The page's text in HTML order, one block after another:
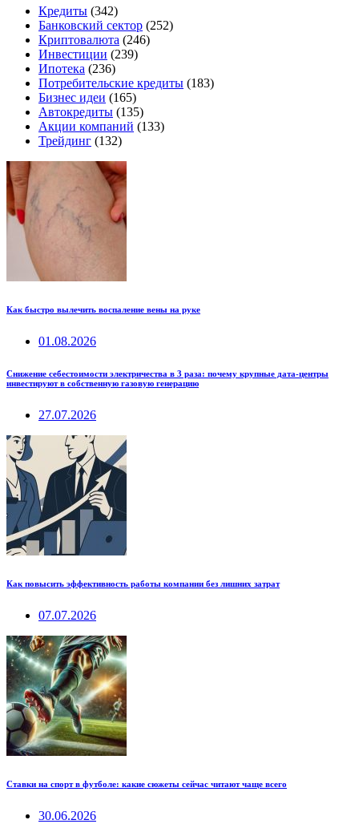
Кредиты (342)
Банковский сектор (252)
Криптовалюта (246)
Инвестиции (239)
Ипотека (236)
Потребительские кредиты (183)
Бизнес идеи (165)
Автокредиты (135)
Акции компаний (133)
Трейдинг (132)
Как быстро вылечить воспаление вены на руке
01.08.2026
Снижение себестоимости электричества в 3 раза: почему крупные дата-центры
инвестируют в собственную газовую генерацию
27.07.2026
Как повысить эффективность работы компании без лишних затрат
07.07.2026
Ставки на спорт в футболе: какие сюжеты сейчас читают чаще всего
30.06.2026